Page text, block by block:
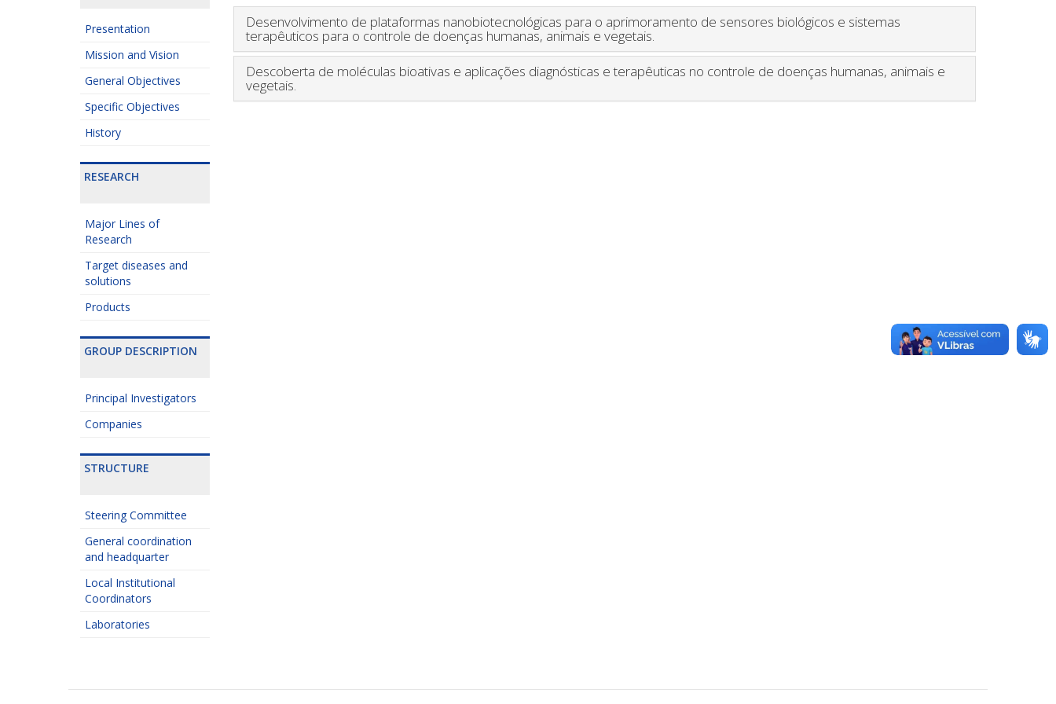
Presentation
Mission and Vision
General Objectives
Specific Objectives
History
RESEARCH
Major Lines of
Research
Target diseases and
solutions
Products
GROUP DESCRIPTION
Principal Investigators
Companies
STRUCTURE
Steering Committee
General coordination
and headquarter
Local Institutional
Coordinators
Laboratories
Desenvolvimento de plataformas nanobiotecnológicas para o aprimoramento de sensores biológicos e sistemas
terapêuticos para o controle de doenças humanas, animais e vegetais.
Descoberta de moléculas bioativas e aplicações diagnósticas e terapêuticas no controle de doenças humanas, animais e
vegetais.